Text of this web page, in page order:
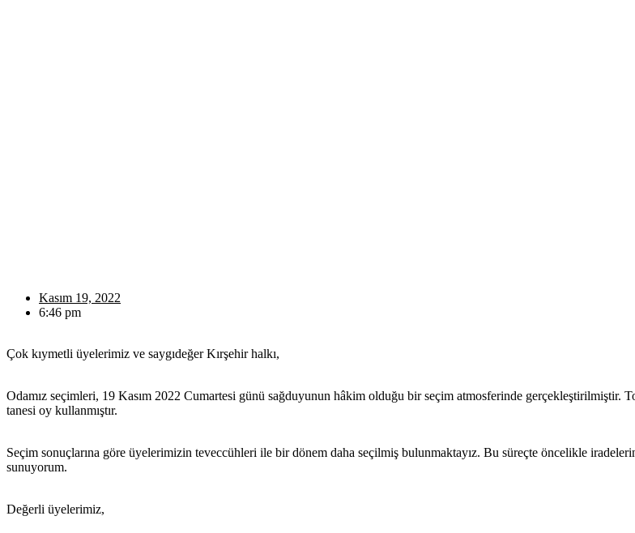
Kasım 19, 2022
6:46 pm
Çok kıymetli üyelerimiz ve saygıdeğer Kırşehir halkı,
Odamız seçimleri, 19 Kasım 2022 Cumartesi günü sağduyunun hâkim olduğu bir seçim atmosferinde gerçekleştirilmiştir.
tanesi oy kullanmıştır.
Seçim sonuçlarına göre üyelerimizin teveccühleri ile bir dönem daha seçilmiş bulunmaktayız. Bu süreçte öncelikle
sunuyorum.
Değerli üyelerimiz,